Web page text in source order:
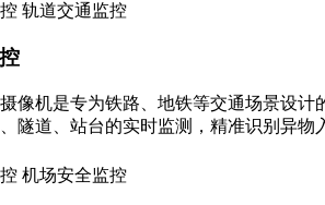
轨道交通监控
像机是专为铁路、地铁等交通场景设
隧道、站台的实时监测，精准识别异
机场安全监控